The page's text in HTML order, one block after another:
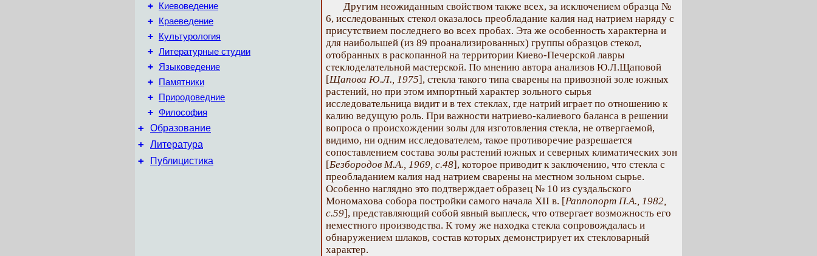
+ Киевоведение
+ Краеведение
+ Культурология
+ Литературные студии
+ Языковедение
+ Памятники
+ Природоведние
+ Философия
+ Образование
+ Литература
+ Публицистика
Другим неожиданным свойством также всех, за исключением образца №
6, исследованных стекол оказалось преобладание калия над натрием наряду с
присутствием последнего во всех пробах. Эта же особенность характерна и
для наибольшей (из 89 проанализированных) группы образцов стекол,
отобранных в раскопанной на территории Киево-Печерской лавры
стеклоделательной мастерской. По мнению автора анализов Ю.Л.Щаповой
[Щапова Ю.Л., 1975], стекла такого типа сварены на привозной золе южных
растений, но при этом импортный характер зольного сырья
исследовательница видит и в тех стеклах, где натрий играет по отношению к
калию ведущую роль. При важности натриево-калиевого баланса в решении
вопроса о происхождении золы для изготовления стекла, не отвергаемой,
видимо, ни одним исследователем, такое противоречие разрешается
сопоставлением состава золы растений южных и северных климатических зон
[Безбородов М.А., 1969, с.48], которое приводит к заключению, что стекла с
преобладанием калия над натрием сварены на местном зольном сырье.
Особенно наглядно это подтверждает образец № 10 из суздальского
Мономахова собора постройки самого начала XII в. [Раппопорт П.А., 1982,
с.59], представляющий собой явный выплеск, что отвергает возможность его
неместного производства. К тому же находка стекла сопровождалась и
обнаружением шлаков, состав которых демонcтрирует их стекловарный
характер.